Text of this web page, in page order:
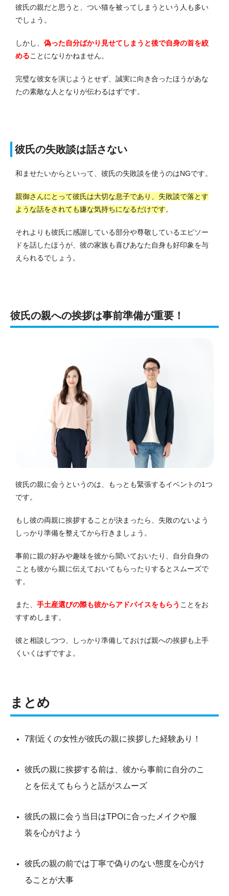
彼氏の親だと思うと、つい猫を被ってしまうという人も多い
でしょう。
しかし、 偽った自分ばかり見せてしまうと後で自身の首を絞
めることになりかねません。
完璧な彼女を演じようとせず、誠実に向き合ったほうがあな
たの素敵な人となりが伝わるはずです。
彼氏の失敗談は話さない
和ませたいからといって、彼氏の失敗談を使うのはNGです。
親御さんにとって彼氏は大切な息子であり、失敗談で落とす
ような話をされても嫌な気持ちになるだけです。
それよりも彼氏に感謝している部分や尊敬しているエピソー
ドを話したほうが、彼の家族も喜びあなた自身も好印象を与
えられるでしょう。
彼氏の親への挨拶は事前準備が重要！
彼氏の親に会うというのは、もっとも緊張するイベントの1つ
です。
もし彼の両親に挨拶することが決まったら、失敗のないよう
しっかり準備を整えてから行きましょう。
事前に親の好みや趣味を彼から聞いておいたり、自分自身の
ことも彼から親に伝えておいてもらったりするとスムーズで
す。
また、 手土産選びの際も彼からアドバイスをもらう ことをお
すすめします。
彼と相談しつつ、しっかり準備しておけば親への挨拶も上手
くいくはずですよ。
まとめ
7割近くの女性が彼氏の親に挨拶した経験あり！
彼氏の親に挨拶する前は、彼から事前に自分のこ
とを伝えてもらうと話がスムーズ
彼氏の親に会う当日はTPOに合ったメイクや服
装を心がけよう
彼氏の親の前では丁寧で偽りのない態度を心がけ
ることが大事